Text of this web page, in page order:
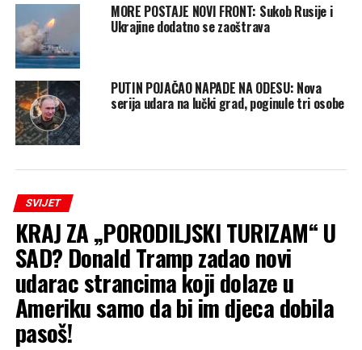
MORE POSTAJE NOVI FRONT: Sukob Rusije i
Ukrajine dodatno se zaoštrava
PUTIN POJAČAO NAPADE NA ODESU: Nova
serija udara na lučki grad, poginule tri osobe
SVIJET
KRAJ ZA „PORODILJSKI TURIZAM“ U
SAD? Donald Tramp zadao novi
udarac strancima koji dolaze u
Ameriku samo da bi im djeca dobila
pasoš!